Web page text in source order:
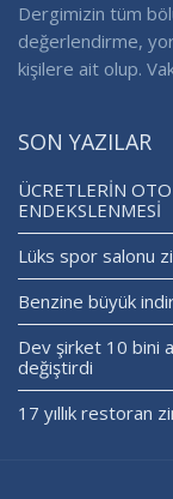
Dergimizin tüm
değerlendirme,
kişilere ait olup.
SON YAZILAR
ÜCRETLERİN
ENDEKSLENMESİ
Lüks spor salonu
Benzine büyük
Dev şirket 10 bini
değiştirdi
17 yıllık restoran